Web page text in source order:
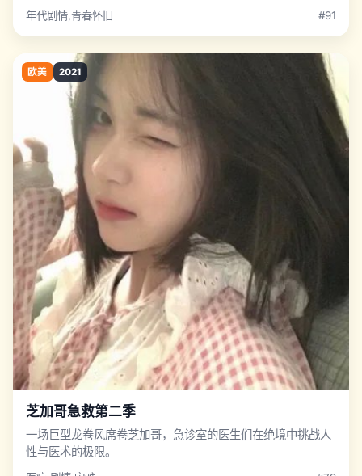
年代剧情,青春怀旧 #91
欧美 2021
芝加哥急救第二季
一场巨型龙卷风席卷芝加哥，急诊室的医生们在绝境中挑战人
性与医术的极限。